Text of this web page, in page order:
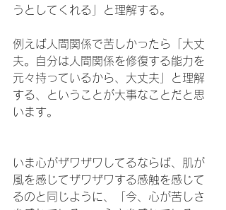
うとしてくれる」と理解する。
例えば人間関係で苦しかったら「大丈
夫。自分は人間関係を修復する能力を
元々持っているから、大丈夫」と理解
する、ということが大事なことだと思
います。
いま心がザワザワしてるならば、肌が
風を感じてザワザワする感触を感じて
るのと同じように、「今、心が苦しさ